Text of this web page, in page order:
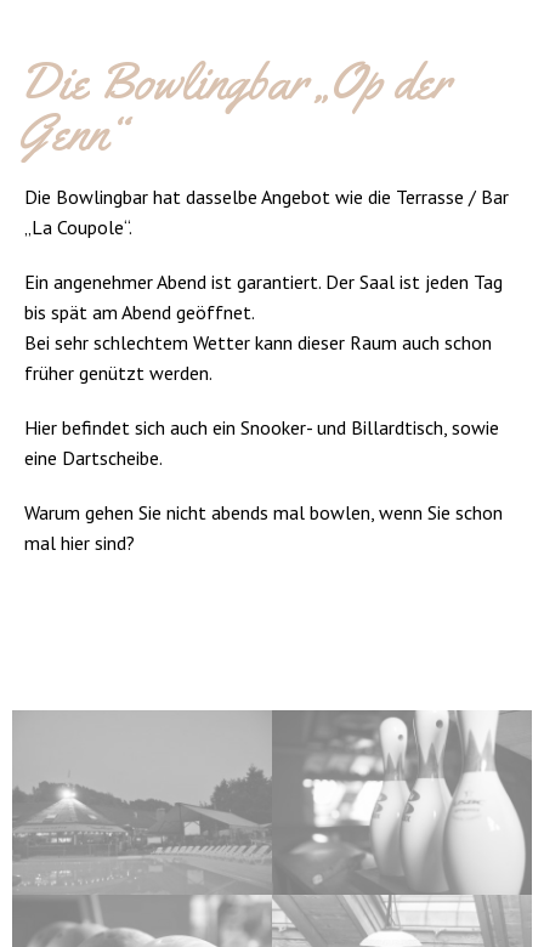
Die Bowlingbar „Op der
Genn“
Die Bowlingbar hat dasselbe Angebot wie die Terrasse / Bar
„La Coupole“.
Ein angenehmer Abend ist garantiert. Der Saal ist jeden Tag
bis spät am Abend geöffnet.
Bei sehr schlechtem Wetter kann dieser Raum auch schon
früher genützt werden.
Hier befindet sich auch ein Snooker- und Billardtisch, sowie
eine Dartscheibe.
Warum gehen Sie nicht abends mal bowlen, wenn Sie schon
mal hier sind?